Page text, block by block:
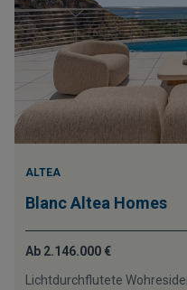
ALTEA
Blanc Altea Homes
Ab 2.146.000 €
Lichtdurchflutete